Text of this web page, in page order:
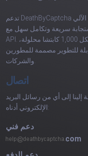
تدعم DeathByCaptcha أنواعًا متعددة من الكابتشا، وتجمع بين التعرف الآلي
سريعة وتكامل سهل مع
API. احصل على حل موثوق للكابتشا من $1.39 لكل 1,000 كابتشا محلولة،
للتطوير مصممة للمطورين
اتصال
إلى أي من رسائل البريد
الإلكتروني أدناه:
دعم فني
com